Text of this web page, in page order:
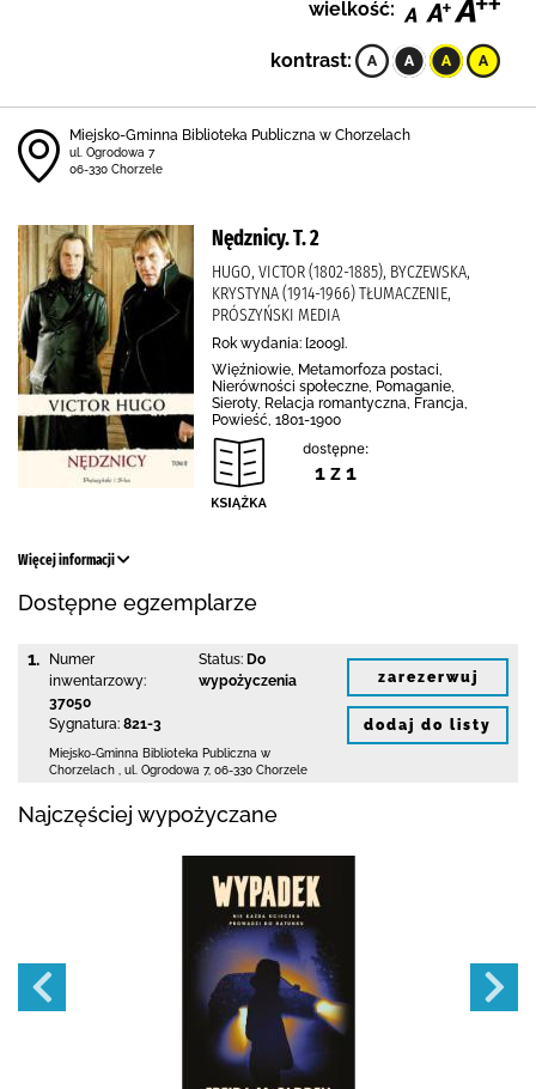
wielkość:
kontrast:
Miejsko-Gminna Biblioteka Publiczna w Chorzelach
ul. Ogrodowa 7
06-330 Chorzele
Nędznicy. T. 2
HUGO, VICTOR (1802-1885), BYCZEWSKA,
KRYSTYNA (1914-1966) TŁUMACZENIE,
PRÓSZYŃSKI MEDIA
Rok wydania: [2009].
Więźniowie, Metamorfoza postaci,
Nierówności społeczne, Pomaganie,
Sieroty, Relacja romantyczna, Francja,
Powieść, 1801-1900
dostępne:
1 z 1
Więcej informacji
Dostępne egzemplarze
1.
Numer
inwentarzowy:
37050
Sygnatura: 821-3
Status: Do
wypożyczenia
Miejsko-Gminna Biblioteka Publiczna w
Chorzelach
ul. Ogrodowa 7, 06-330 Chorzele
zarezerwuj
dodaj do listy
Najczęściej wypożyczane